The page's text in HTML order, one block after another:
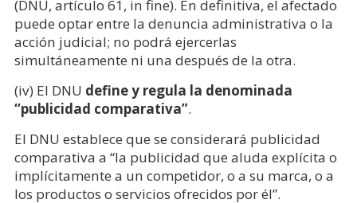
(DNU, artículo 61, in fine). En definitiva, el afectado
puede optar entre la denuncia administrativa o la
acción judicial; no podrá ejercerlas
simultáneamente ni una después de la otra.
(iv) El DNU define y regula la denominada
“publicidad comparativa”.
El DNU establece que se considerará publicidad
comparativa a “la publicidad que aluda explícita o
implícitamente a un competidor, o a su marca, o a
los productos o servicios ofrecidos por él”.